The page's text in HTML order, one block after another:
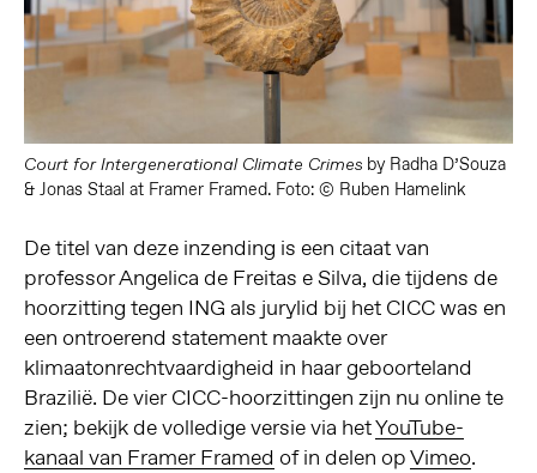
Court for Intergenerational Climate Crimesby Radha D’Souza
& Jonas Staal at Framer Framed. Foto: © Ruben Hamelink
De titel van deze inzending is een citaat van
professor Angelica de Freitas e Silva, die tijdens de
hoorzitting tegen ING als jurylid bij het CICC was en
een ontroerend statement maakte over
klimaatonrechtvaardigheid in haar geboorteland
Brazilië. De vier CICC-hoorzittingen zijn nu online te
zien; bekijk de volledige versie via hetYouTube-
kanaal van Framer Framed of in delen opVimeo.